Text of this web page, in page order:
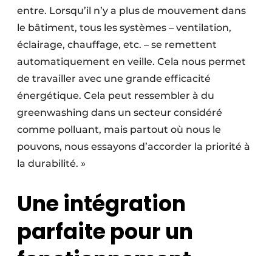
entre. Lorsqu’il n’y a plus de mouvement dans
le bâtiment, tous les systèmes – ventilation,
éclairage, chauffage, etc. – se remettent
automatiquement en veille. Cela nous permet
de travailler avec une grande efficacité
énergétique. Cela peut ressembler à du
greenwashing dans un secteur considéré
comme polluant, mais partout où nous le
pouvons, nous essayons d’accorder la priorité à
la durabilité. »
Une intégration
parfaite pour un